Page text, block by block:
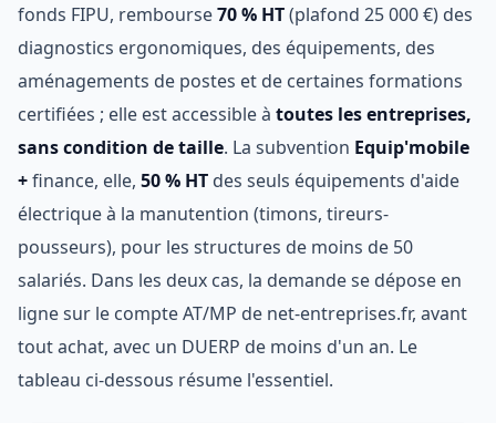
fonds FIPU, rembourse70 % HT(plafond 25 000 €) des
diagnostics ergonomiques, des équipements, des
aménagements de postes et de certaines formations
certifiées ; elle est accessible à toutes les entreprises,
sans condition de taille. La subvention Equip'mobile
+finance, elle, 50 % HT des seuls équipements d'aide
électrique à la manutention (timons, tireurs-
pousseurs), pour les structures de moins de 50
salariés. Dans les deux cas, la demande se dépose en
ligne sur le compte AT/MP de net-entreprises.fr, avant
tout achat, avec un DUERP de moins d'un an. Le
tableau ci-dessous résume l'essentiel.